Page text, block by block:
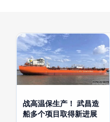
战高温保生产！ 武昌造
船多个项目取得新进展